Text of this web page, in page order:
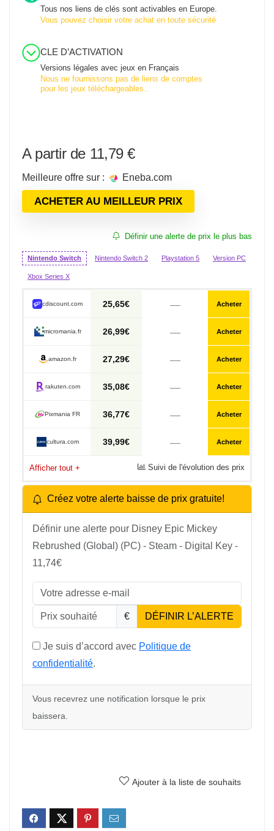
Tous nos liens de clés sont activables en Europe.
Vous pouvez choisir votre achat en toute sécurité
CLE D’ACTIVATION
Versions légales avec jeux en Français
Nous ne fournissons pas de liens de comptes
pour les jeux téléchargeables..
11,79 €
Meilleure offre sur : eneba.com
ACHETER AU MEILLEUR PRIX
Définir une alerte de prix le plus bas
Nintendo Switch Nintendo Switch 2 Playstation 5 Version PC
Xbox Series X
cdiscount.com 25,65€ — Acheter
micromania.fr 26,99€ — Acheter
amazon.fr 27,29€ — Acheter
rakuten.com 35,08€ — Acheter
Pixmania FR 36,77€ — Acheter
cultura.com 39,99€ — Acheter
Afficher tout + Suivi de l'évolution des prix
Créez votre alerte baisse de prix gratuite!
Définir une alerte pour Disney Epic Mickey
Rebrushed (Global) (PC) - Steam - Digital Key -
11,74€
€ DÉFINIR L’ALERTE
Je suis d’accord avec Politique de
confidentialité.
Vous recevrez une notification lorsque le prix
baissera.
Ajouter à la liste de souhaits